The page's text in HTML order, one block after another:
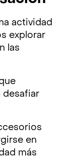
actividad
explorar
las
desafiar
en
más